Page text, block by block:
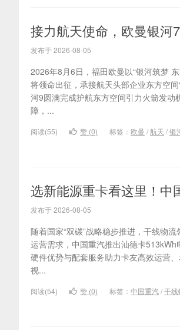
接力航天使命，欧曼银河
发布于 2026-08-05
2026年8月6日，福田欧曼以“银河筑梦
将领命出征，承接航天头部企业东方空
河9圆满完成护航东方空间引力火箭发
障，...
阅读(55) 赞 (0) 标签： 欧曼 /航天 /银
选新能源重卡看这里！中
发布于 2026-08-05
随着国家“双碳”战略稳步推进，干线物
运营需求，中国重汽推出汕德卡
硬件优势与配套服务助力卡友高效运营
视...
阅读(54) 赞 (0) 标签： 中国重汽/干线